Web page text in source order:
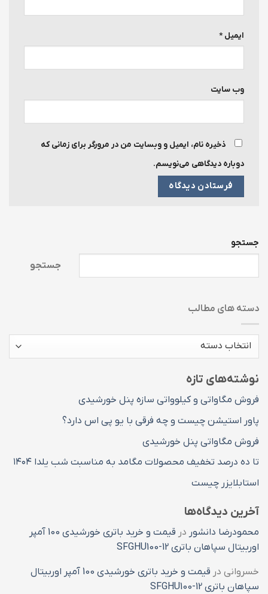
ایمیل*
وب‌ سایت
ذخیره نام، ایمیل و وبسایت من در مرورگر برای زمانی که
دوباره دیدگاهی می‌نویسم.
جستجو
جستجو
دسته های مطالب
دسته
نوشته‌های تازه
فروش مگاواتی و کیلوواتی سازه پنل خورشیدی
پاور استیشن چیست و چه فرقی با یو پی اس دارد؟
فروش مگاواتی پنل خورشیدی
تا ده درصد تخفیف محصولات مگامد به مناسبت شب یلدا ۱۴۰۴
استابلایزر چیست
آخرین دیدگاه‌ها
محمودرضا دانشور در
قیمت و خرید باتری خورشیدی 100 آمپر
اوربیتال سپاهان باتری SFGHU100-12
خسروانی در
قیمت و خرید باتری خورشیدی 100 آمپر اوربیتال
سپاهان باتری SFGHU100-12